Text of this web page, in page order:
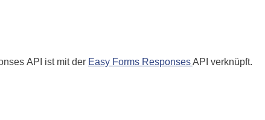
API ist mit der Easy Forms ResponsesAPI verknüpft.